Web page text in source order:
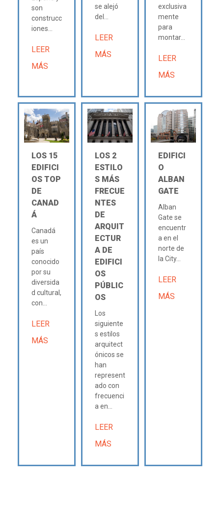
son
construcc
iones...
LEER
MÁS
se alejó
del...
LEER
MÁS
exclusiva
mente
para
montar...
LEER
MÁS
LOS 15
EDIFICI
OS TOP
DE
CANAD
Á
Canadá
es un
país
conocido
por su
diversida
d cultural,
con...
LEER
MÁS
LOS 2
ESTILO
S MÁS
FRECUE
NTES
DE
ARQUIT
ECTUR
A DE
EDIFICI
OS
PÚBLIC
OS
Los
siguiente
s estilos
arquitect
ónicos se
han
represent
ado con
frecuenci
a en...
LEER
MÁS
EDIFICI
O
ALBAN
GATE
Alban
Gate se
encuentr
a en el
norte de
la City...
LEER
MÁS